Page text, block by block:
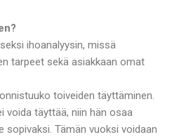
ihoanalyysin, missä
tarpeet sekä asiakkaan omat
toiveiden täyttäminen.
täyttää, niin hän osaa
sopivaksi. Tämän vuoksi voidaan